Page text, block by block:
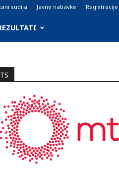
sudija Javne nabavke Registracije